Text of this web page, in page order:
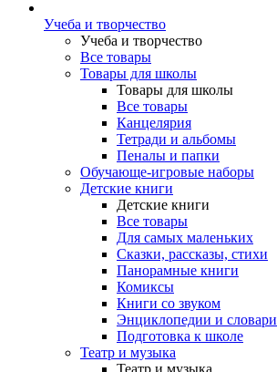
Учеба и творчество
Учеба и творчество
Все товары
Товары для школы
Товары для школы
Все товары
Канцелярия
Тетради и альбомы
Пеналы и папки
Обучающе-игровые наборы
Детские книги
Детские книги
Все товары
Для самых маленьких
Сказки, рассказы, стихи
Панорамные книги
Комиксы
Книги со звуком
Энциклопедии и словари
Подготовка к школе
Театр и музыка
Театр и музыка